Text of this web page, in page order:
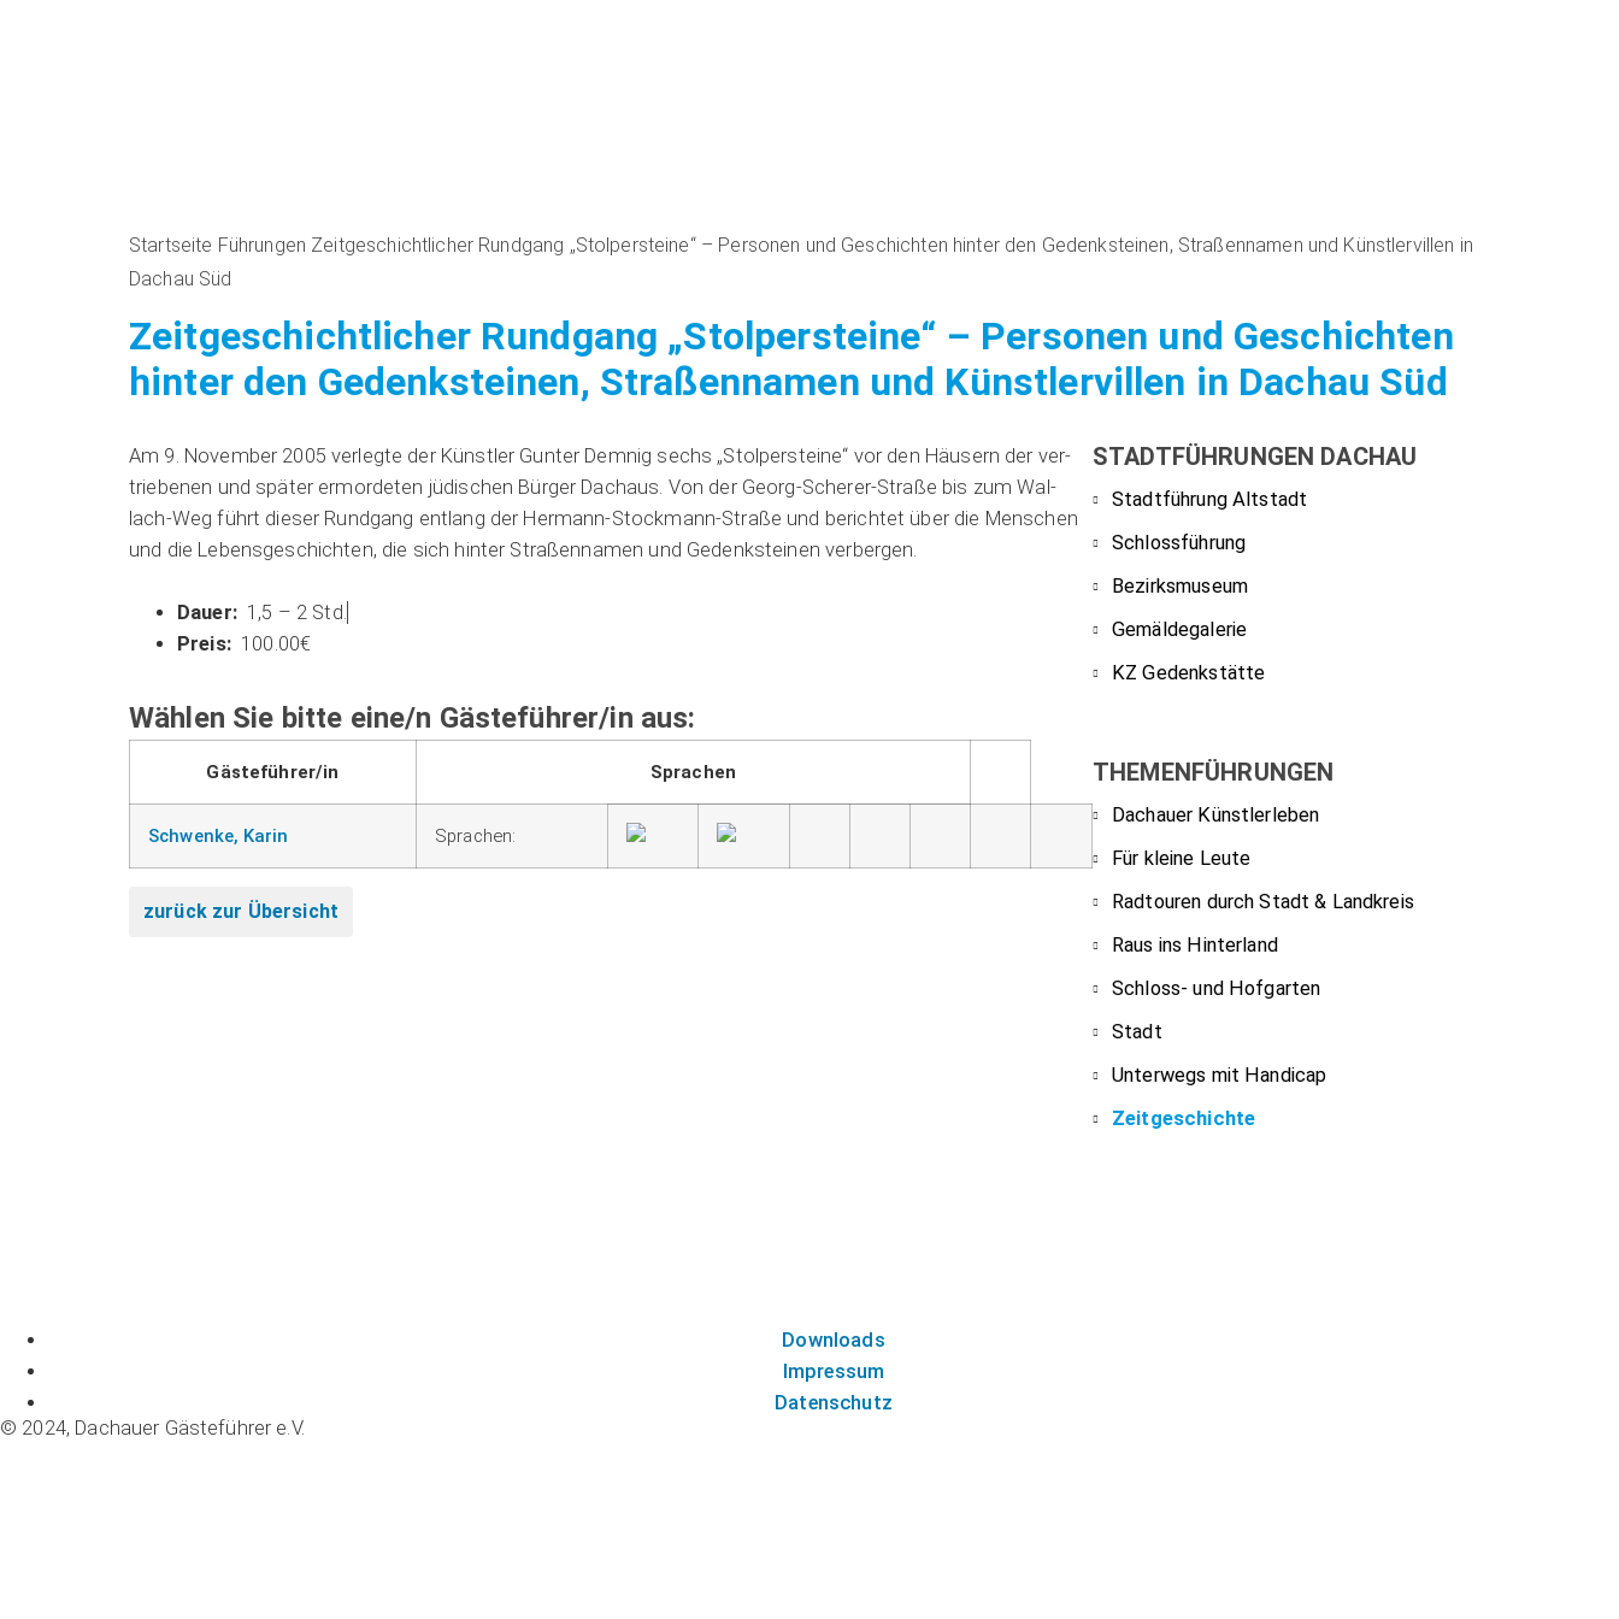
Startseite Führungen Zeitgeschichtlicher Rundgang „Stolpersteine“ – Personen und Geschichten hinter den Gedenksteinen, Straßennamen und Künstlervillen in
Dachau Süd
Zeitgeschichtlicher Rundgang „Stolpersteine“ – Personen und Geschichten
hinter den Gedenksteinen, Straßennamen und Künstlervillen in Dachau Süd
Am 9. Novem­ber 2005 ver­leg­te der Künst­ler Gun­ter Dem­nig sechs „Stol­per­stei­ne“ vor den Häu­sern der ver­
trie­be­nen und spä­ter ermor­de­ten jüdi­schen Bür­ger Dach­aus. Von der Georg-Sche­rer-Stra­ße bis zum Wal­
lach-Weg führt die­ser Rund­gang ent­lang der Her­mann-Stock­mann-Stra­ße und berich­tet über die Men­schen
und die Lebens­ge­schich­ten, die sich hin­ter Stra­ßen­na­men und Gedenk­stei­nen ver­ber­gen.
1,5 – 2 Std.
100.00€
Wählen Sie bitte eine/n Gästeführer/in aus:
Gästeführer/in Sprachen
Schwenke, Karin Sprachen:
zurück zur Übersicht
STADTFÜHRUNGEN DACHAU
Stadtführung Altstadt
Schlossführung
Bezirksmuseum
Gemäldegalerie
KZ Gedenkstätte
THEMENFÜHRUNGEN
Dachauer Künstlerleben
Für kleine Leute
Radtouren durch Stadt & Landkreis
Raus ins Hinterland
Schloss- und Hofgarten
Stadt
Unterwegs mit Handicap
Zeitgeschichte
Downloads
Impressum
Datenschutz
© 2024, Dachauer Gästeführer e.V.